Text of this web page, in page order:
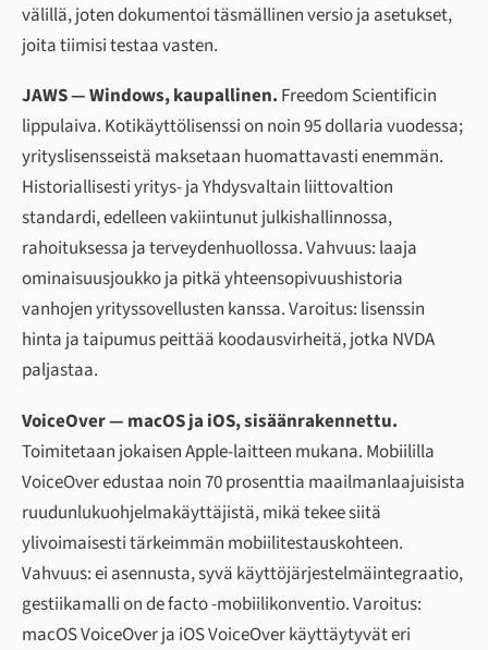
välillä, joten dokumentoi täsmällinen versio ja asetukset,
joita tiimisi testaa vasten.
JAWS — Windows, kaupallinen. Freedom Scientificin
lippulaiva. Kotikäyttölisenssi on noin 95 dollaria vuodessa;
yrityslisensseistä maksetaan huomattavasti enemmän.
Historiallisesti yritys- ja Yhdysvaltain liittovaltion
standardi, edelleen vakiintunut julkishallinnossa,
rahoituksessa ja terveydenhuollossa. Vahvuus: laaja
ominaisuusjoukko ja pitkä yhteensopivuushistoria
vanhojen yrityssovellusten kanssa. Varoitus: lisenssin
hinta ja taipumus peittää koodausvirheitä, jotka NVDA
paljastaa.
VoiceOver — macOS ja iOS, sisäänrakennettu.
Toimitetaan jokaisen Apple-laitteen mukana. Mobiililla
VoiceOver edustaa noin 70 prosenttia maailmanlaajuisista
ruudunlukuohjelmakäyttäjistä, mikä tekee siitä
ylivoimaisesti tärkeimmän mobiilitestauskohteen.
Vahvuus: ei asennusta, syvä käyttöjärjestelmäintegraatio,
gestiikamalli on de facto -mobiilikonventio. Varoitus:
macOS VoiceOver ja iOS VoiceOver käyttäytyvät eri